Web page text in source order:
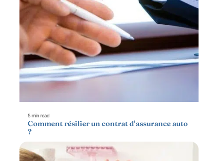
5 min read
Comment résilier un contrat d’assurance auto
?